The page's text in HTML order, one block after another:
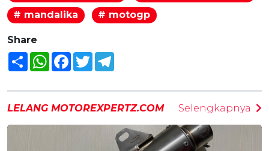
# mandalika
# motogp
Share
Share WhatsAppFacebook
Twitter
LELANG MOTOREXPERTZ.COM Selengkapnya